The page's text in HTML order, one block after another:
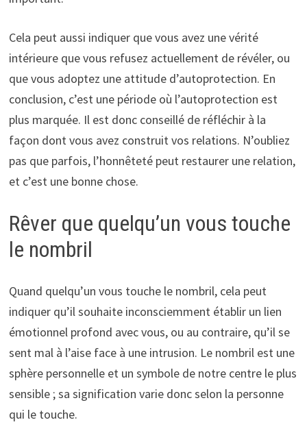
Cela peut aussi indiquer que vous avez une vérité
intérieure que vous refusez actuellement de révéler, ou
que vous adoptez une attitude d’autoprotection. En
conclusion, c’est une période où l’autoprotection est
plus marquée. Il est donc conseillé de réfléchir à la
façon dont vous avez construit vos relations. N’oubliez
pas que parfois, l’honnêteté peut restaurer une relation,
et c’est une bonne chose.
Rêver que quelqu’un vous touche
le nombril
Quand quelqu’un vous touche le nombril, cela peut
indiquer qu’il souhaite inconsciemment établir un lien
émotionnel profond avec vous, ou au contraire, qu’il se
sent mal à l’aise face à une intrusion. Le nombril est une
sphère personnelle et un symbole de notre centre le plus
sensible ; sa signification varie donc selon la personne
qui le touche.